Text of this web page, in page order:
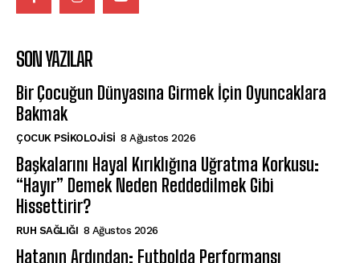
SON YAZILAR
Bir Çocuğun Dünyasına Girmek İçin Oyuncaklara
Bakmak
ÇOCUK PSIKOLOJISI 8 Ağustos 2026
Başkalarını Hayal Kırıklığına Uğratma Korkusu:
“Hayır” Demek Neden Reddedilmek Gibi
Hissettirir?
⁠RUH SAĞLIĞI 8 Ağustos 2026
Hatanın Ardından: Futbolda Performansı